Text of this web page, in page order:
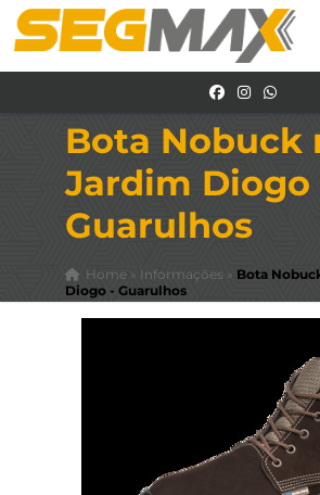
Bota Nobuck
Jardim Diogo
Guarulhos
Home» Informações » Bota
Diogo - Guarulhos